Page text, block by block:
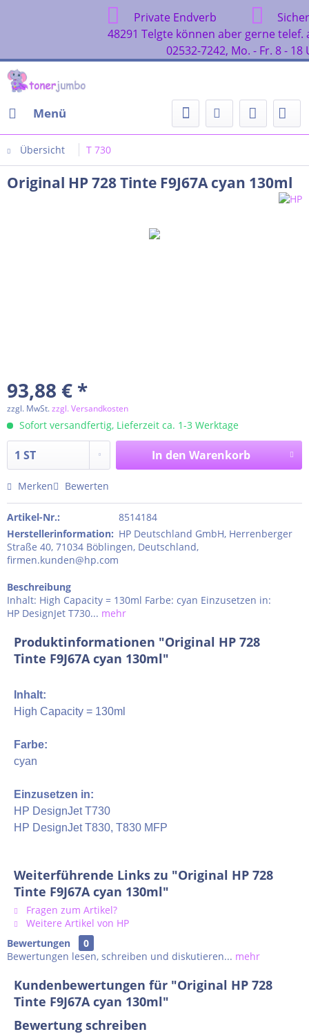
Private
48291 Telgte können aber
02532-7242, Mo.
Sicher
Menü
Übersicht T 730
Original HP 728 Tinte F9J67A cyan 130ml
93,88 € *
zzgl. MwSt.zzgl. Versandkosten
Sofort versandfertig, Lieferzeit ca. 1-3 Werktage
In den Warenkorb
Merken Bewerten
Artikel-Nr.:
8514184
Herstellerinformation: HP Deutschland GmbH, Herrenberger
Straße 40, 71034 Böblingen, Deutschland,
firmen.kunden@hp.com
Beschreibung
Inhalt: High Capacity = 130ml Farbe: cyan Einzusetzen in:
HP DesignJet T730... mehr
Produktinformationen "Original HP 728
Tinte F9J67A cyan 130ml"
Inhalt:
High Capacity = 130ml
Farbe:
cyan
Einzusetzen in:
HP DesignJet T730
HP DesignJet T830, T830 MFP
Weiterführende Links zu "Original HP 728
Tinte F9J67A cyan 130ml"
Fragen zum Artikel?
Weitere Artikel von HP
Bewertungen
0
Bewertungen lesen, schreiben und diskutieren... mehr
Kundenbewertungen für "Original HP 728
Tinte F9J67A cyan 130ml"
Bewertung schreiben